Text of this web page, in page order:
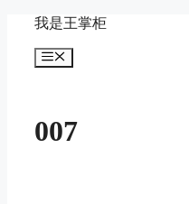
content
我是王掌柜
Menu
007